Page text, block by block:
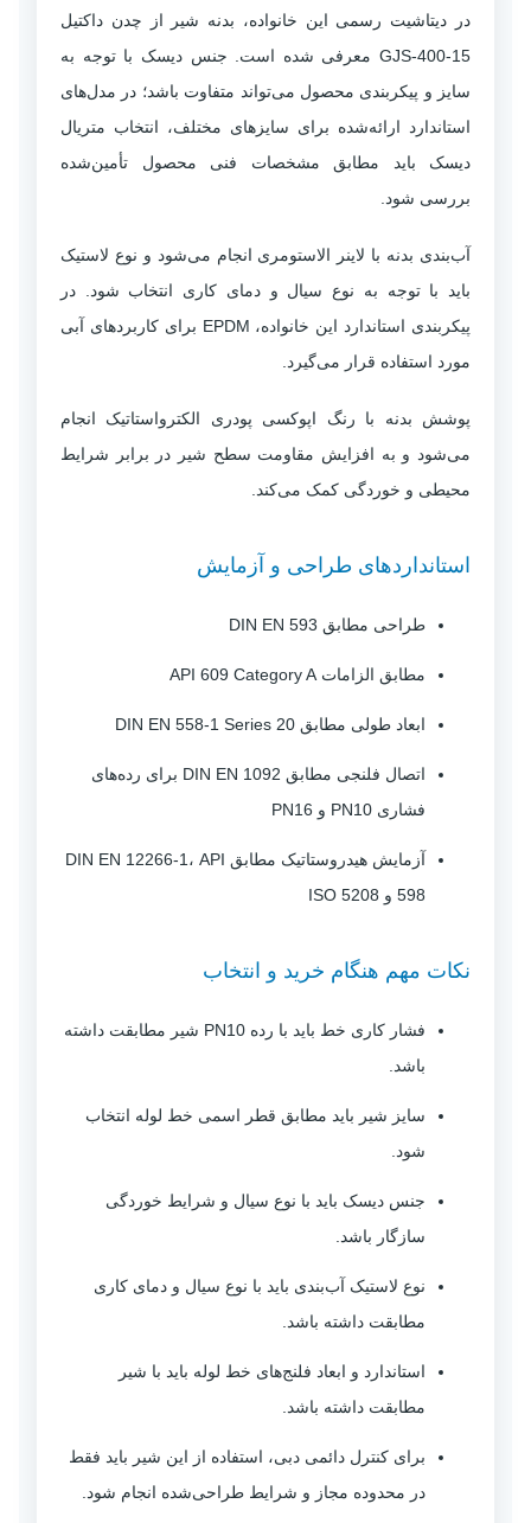
در دیتاشیت رسمی این خانواده، بدنه شیر از چدن داکتیل
GJS-400-15 معرفی شده است. جنس دیسک با توجه به
سایز و پیکربندی محصول می‌تواند متفاوت باشد؛ در مدل‌های
استاندارد ارائه‌شده برای سایزهای مختلف، انتخاب متریال
دیسک باید مطابق مشخصات فنی محصول تأمین‌شده
بررسی شود.
آب‌بندی بدنه با لاینر الاستومری انجام می‌شود و نوع لاستیک
باید با توجه به نوع سیال و دمای کاری انتخاب شود. در
پیکربندی استاندارد این خانواده، EPDM برای کاربردهای آبی
مورد استفاده قرار می‌گیرد.
پوشش بدنه با رنگ اپوکسی پودری الکترواستاتیک انجام
می‌شود و به افزایش مقاومت سطح شیر در برابر شرایط
محیطی و خوردگی کمک می‌کند.
استانداردهای طراحی و آزمایش
طراحی مطابق DIN EN 593
مطابق الزامات API 609 Category A
ابعاد طولی مطابق DIN EN 558-1 Series 20
اتصال فلنجی مطابق DIN EN 1092 برای رده‌های
فشاری PN10 و PN16
آزمایش هیدروستاتیک مطابق DIN EN 12266-1، API
598 و ISO 5208
نکات مهم هنگام خرید و انتخاب
فشار کاری خط باید با رده PN10 شیر مطابقت داشته
باشد.
سایز شیر باید مطابق قطر اسمی خط لوله انتخاب
شود.
جنس دیسک باید با نوع سیال و شرایط خوردگی
سازگار باشد.
نوع لاستیک آب‌بندی باید با نوع سیال و دمای کاری
مطابقت داشته باشد.
استاندارد و ابعاد فلنج‌های خط لوله باید با شیر
مطابقت داشته باشد.
برای کنترل دائمی دبی، استفاده از این شیر باید فقط
در محدوده مجاز و شرایط طراحی‌شده انجام شود.